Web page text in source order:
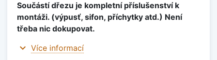
Součástí dřezu je kompletní příslušenství k
montáži. (výpusť, sifon, příchytky atd.) Není
třeba nic dokupovat.
expand_more Více informací